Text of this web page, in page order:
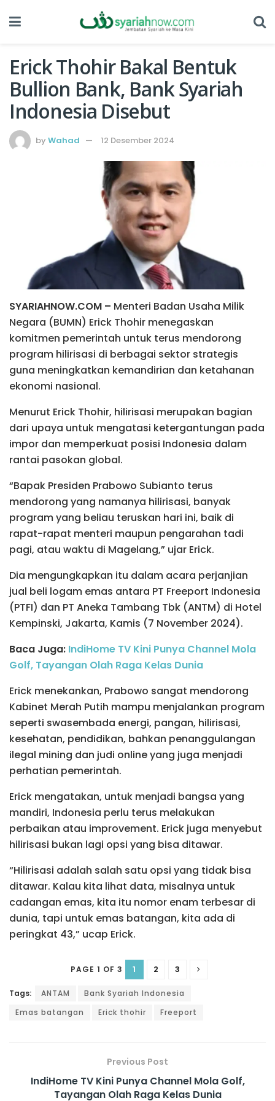
Erick Thohir Bakal Bentuk
Bullion Bank, Bank Syariah
Indonesia Disebut
by Wahad 12 Desember 2024
SYARIAHNOW.COM – Menteri Badan Usaha Milik
Negara (BUMN) Erick Thohir menegaskan
komitmen pemerintah untuk terus mendorong
program hilirisasi di berbagai sektor strategis
guna meningkatkan kemandirian dan ketahanan
ekonomi nasional.
Menurut Erick Thohir, hilirisasi merupakan bagian
dari upaya untuk mengatasi ketergantungan pada
impor dan memperkuat posisi Indonesia dalam
rantai pasokan global.
“Bapak Presiden Prabowo Subianto terus
mendorong yang namanya hilirisasi, banyak
program yang beliau teruskan hari ini, baik di
rapat-rapat menteri maupun pengarahan tadi
pagi, atau waktu di Magelang,” ujar Erick.
Dia mengungkapkan itu dalam acara perjanjian
jual beli logam emas antara PT Freeport Indonesia
(PTFI) dan PT Aneka Tambang Tbk (ANTM) di Hotel
Kempinski, Jakarta, Kamis (7 November 2024).
Baca Juga: IndiHome TV Kini Punya Channel Mola
Golf, Tayangan Olah Raga Kelas Dunia
Erick menekankan, Prabowo sangat mendorong
Kabinet Merah Putih mampu menjalankan program
seperti swasembada energi, pangan, hilirisasi,
kesehatan, pendidikan, bahkan penanggulangan
ilegal mining dan judi online yang juga menjadi
perhatian pemerintah.
Erick mengatakan, untuk menjadi bangsa yang
mandiri, Indonesia perlu terus melakukan
perbaikan atau improvement. Erick juga menyebut
hilirisasi bukan lagi opsi yang bisa ditawar.
“Hilirisasi adalah salah satu opsi yang tidak bisa
ditawar. Kalau kita lihat data, misalnya untuk
cadangan emas, kita itu nomor enam terbesar di
dunia, tapi untuk emas batangan, kita ada di
peringkat 43,” ucap Erick.
PAGE 1 OF 3 1 2 3
Tags: ANTAM
Bank Syariah Indonesia
Emas batangan
Erick thohir Freeport
Previous Post
IndiHome TV Kini Punya Channel Mola Golf,
Tayangan Olah Raga Kelas Dunia